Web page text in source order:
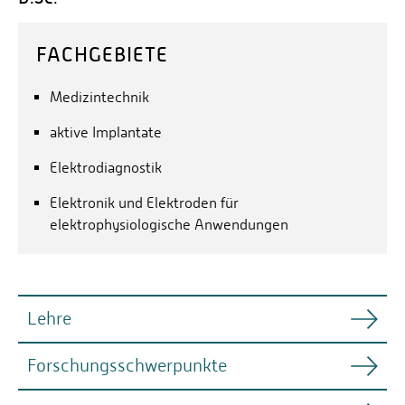
FACHGEBIETE
Medizintechnik
aktive Implantate
Elektrodiagnostik
Elektronik und Elektroden für
elektrophysiologische Anwendungen
Lehre
Regelmäßig angebotene Lehrveranstaltungen:
Forschungsschwerpunkte